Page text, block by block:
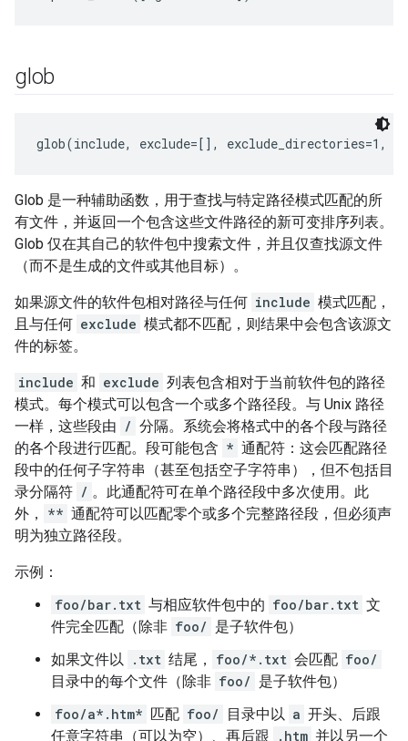
glob
glob(include, exclude=[], exclude_directories=1,
Glob 是一种辅助函数，用于查找与特定路径模式匹配的所
有文件，并返回一个包含这些文件路径的新可变排序列表。
Glob 仅在其自己的软件包中搜索文件，并且仅查找源文件
（而不是生成的文件或其他目标）。
如果源文件的软件包相对路径与任何 include 模式匹配，
且与任何 exclude 模式都不匹配，则结果中会包含该源文
件的标签。
include 和 exclude 列表包含相对于当前软件包的路径
模式。每个模式可以包含一个或多个路径段。与 Unix 路径
一样，这些段由 / 分隔。系统会将格式中的各个段与路径
的各个段进行匹配。段可能包含 * 通配符：这会匹配路径
段中的任何子字符串（甚至包括空子字符串），但不包括目
录分隔符 / 。此通配符可在单个路径段中多次使用。此
外，
** 通配符可以匹配零个或多个完整路径段，但必须声
明为独立路径段。
示例：
foo/bar.txt 与相应软件包中的 foo/bar.txt 文
件完全匹配（除非 foo/ 是子软件包）
如果文件以
.txt 结尾， foo/*.txt 会匹配 foo/
目录中的每个文件（除非 foo/ 是子软件包）
foo/a*.htm* 匹配 foo/ 目录中以 a 开头、后跟
任意字符串（可以为空）、再后跟
.htm 并以另一个